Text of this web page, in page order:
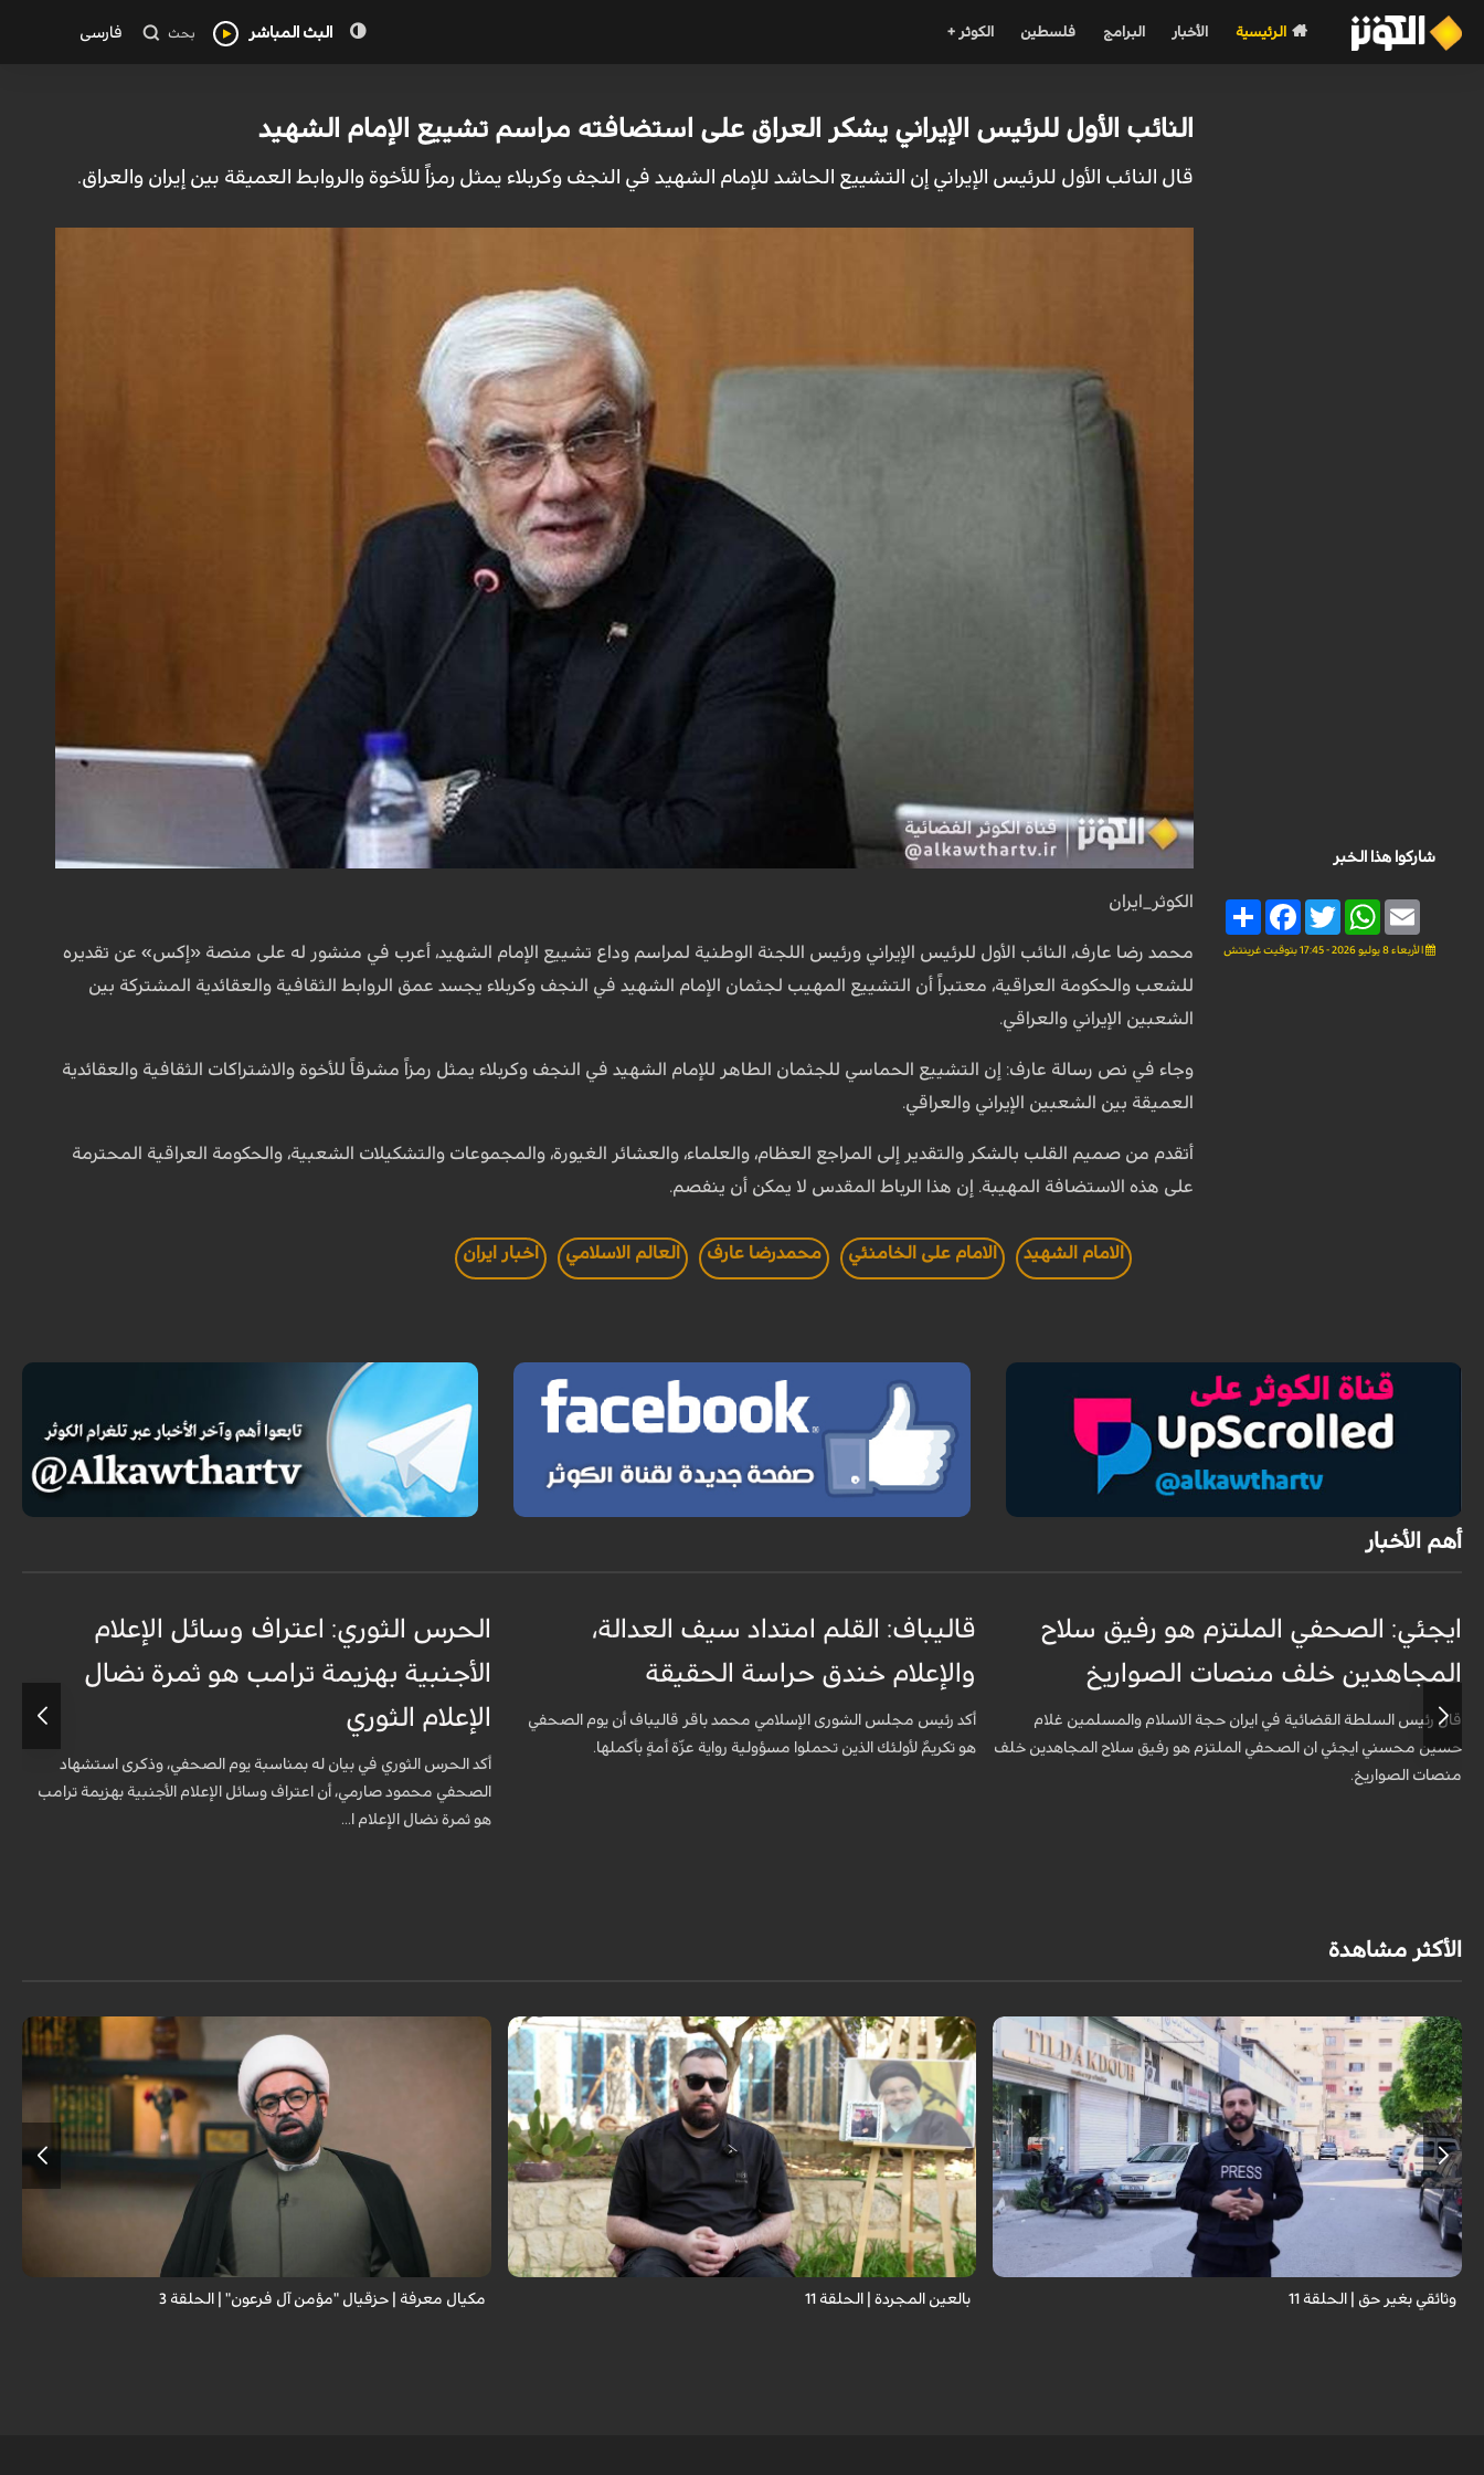
الرئيسية الأخبار البرامج فلسطين الكوثر + البث المباشر بحث فارسی
شاركوا هذا الخبر
Share
FacebookTwitter
WhatsAppEmail
الأربعاء 8 يوليو 2026 - 17:45 بتوقيت غرينتش
النائب الأول للرئيس الإيراني يشكر العراق على استضافته مراسم تشييع الإمام الشهيد
قال النائب الأول للرئيس الإيراني إن التشييع الحاشد للإمام الشهيد في النجف وكربلاء يمثل رمزاً للأخوة والروابط العميقة بين إيران والعراق.
الكوثر_ايران
محمد رضا عارف، النائب الأول للرئيس الإيراني ورئيس اللجنة الوطنية لمراسم وداع تشييع الإمام الشهيد، أعرب في منشور له على منصة «إكس» عن تقديره
للشعب والحكومة العراقية، معتبراً أن التشييع المهيب لجثمان الإمام الشهيد في النجف وكربلاء يجسد عمق الروابط الثقافية والعقائدية المشتركة بين
الشعبين الإيراني والعراقي.
وجاء في نص رسالة عارف: إن التشييع الحماسي للجثمان الطاهر للإمام الشهيد في النجف وكربلاء يمثل رمزاً مشرقاً للأخوة والاشتراكات الثقافية والعقائدية
العميقة بين الشعبين الإيراني والعراقي.
أتقدم من صميم القلب بالشكر والتقدير إلى المراجع العظام، والعلماء، والعشائر الغيورة، والمجموعات والتشكيلات الشعبية، والحكومة العراقية المحترمة
على هذه الاستضافة المهيبة. إن هذا الرباط المقدس لا يمكن أن ينفصم.
الامام الشهيد الامام على الخامنئي محمدرضا عارف العالم الاسلامي اخبار ايران
أهم الأخبار
ايجئي: الصحفي الملتزم هو رفيق سلاح
المجاهدين خلف منصات الصواريخ
قال رئيس السلطة القضائية في ايران حجة الاسلام والمسلمين غلام
حسين محسني ايجئي ان الصحفي الملتزم هو رفيق سلاح المجاهدين خلف
منصات الصواريخ.
قاليباف: القلم امتداد سيف العدالة،
والإعلام خندق حراسة الحقيقة
أكد رئيس مجلس الشورى الإسلامي محمد باقر قاليباف أن يوم الصحفي
هو تكريمٌ لأولئك الذين تحملوا مسؤولية رواية عزّة أمةٍ بأكملها.
الحرس الثوري: اعتراف وسائل الإعلام
الأجنبية بهزيمة ترامب هو ثمرة نضال
الإعلام الثوري
أكد الحرس الثوري في بيان له بمناسبة يوم الصحفي، وذكرى استشهاد
الصحفي محمود صارمي، أن اعتراف وسائل الإعلام الأجنبية بهزيمة ترامب
هو ثمرة نضال الإعلام ا...
الأكثر مشاهدة
وثائقي بغير حق | الحلقة 11
برنامج "بالعين المجردة" هو توثيق إنسانيٌّ شجاعٌ للحياة تحت وطأة الحرب، حيث
نستمع فيه إلى شهاداتٍ حيّةٍ لأشخاص عايشوا التفجيرات والدمار، فنرى بعيونهم
ت...
بالعين المجردة | الحلقة 11 مكيال معرفة | حزقيال "مؤمن آل فرعون" | الحلقة 3